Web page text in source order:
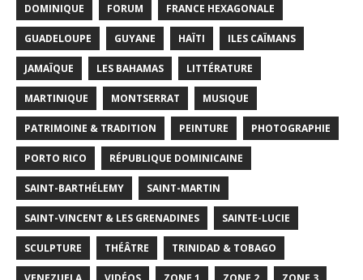
DOMINIQUE FORUM FRANCE HEXAGONALE
GUADELOUPE GUYANE HAÏTI ILES CAÏMANS
JAMAÏQUE LES BAHAMAS LITTÉRATURE
MARTINIQUE MONTSERRAT MUSIQUE
PATRIMOINE & TRADITION PEINTURE PHOTOGRAPHIE
PORTO RICO RÉPUBLIQUE DOMINICAINE
SAINT-BARTHÉLEMY SAINT-MARTIN
SAINT-VINCENT & LES GRENADINES SAINTE-LUCIE
SCULPTURE THÉÂTRE TRINIDAD & TOBAGO